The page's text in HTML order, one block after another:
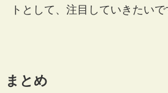
トとして、注目していきたいで
まとめ